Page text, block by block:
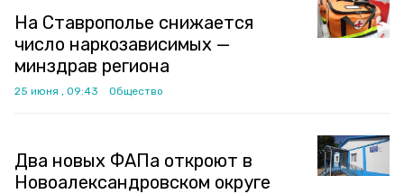
На Ставрополье снижается
число наркозависимых —
минздрав региона
25 июня , 09:43 Общество
Два новых ФАПа откроют в
Новоалександровском округе